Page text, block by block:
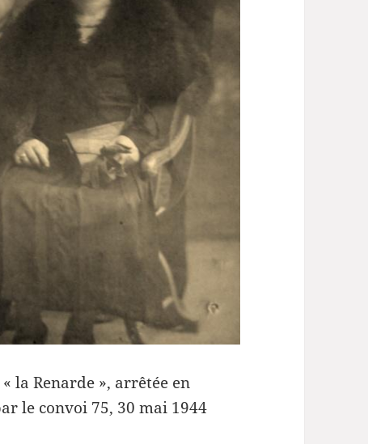
la Renarde », arrêtée en
le convoi 75, 30 mai 1944